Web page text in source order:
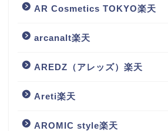
AR Cosmetics TOKYO楽天
arcanalt楽天
AREDZ（アレッズ）楽天
Areti楽天
AROMIC style楽天